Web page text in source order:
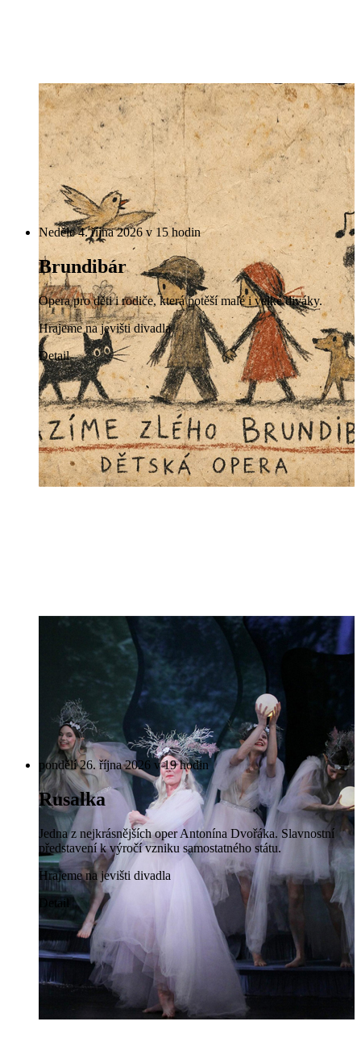
Neděle 4. října 2026 v 15 hodin
Brundibár
Opera pro děti i rodiče, která potěší malé i velké diváky.
Hrajeme na jevišti divadla
Detail
pondělí 26. října 2026 v 19 hodin
Rusalka
Jedna z nejkrásnějších oper Antonína Dvořáka. Slavnostní
představení k výročí vzniku samostatného státu.
Hrajeme na jevišti divadla
Detail